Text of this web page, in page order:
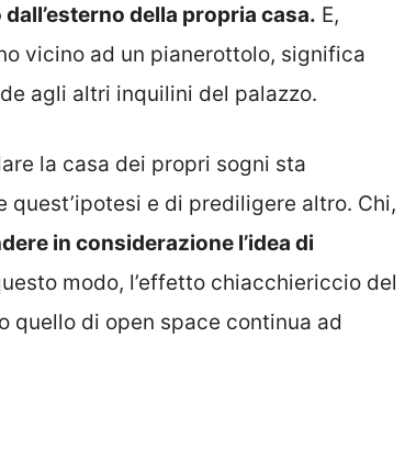
della propria casa. E,
vicino ad un pianerottolo, significa
agli altri inquilini del palazzo.
la casa dei propri sogni sta
e di prediligere altro. Chi,
in considerazione l’idea di
modo, l’effetto chiacchiericcio del
quello di open space continua ad